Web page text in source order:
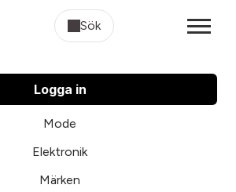
Sök
Logga in
Mode
Elektronik
Märken